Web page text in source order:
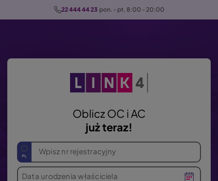
r
22 444 44 23 pon. - pt. 8:00 - 20:00
Oblicz OC i AC
już teraz!
Wpisz nr rejestracyjny
Data urodzenia właściciela